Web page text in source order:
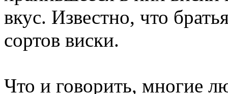
вкус. Известно, что
сортов виски.
Что и говорить, многие